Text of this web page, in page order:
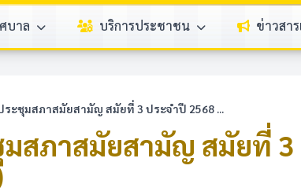
บาล บริการประชาชน ข่าวสา
ระชุมสภาสมัยสามัญ สมัยที่ 3 ประจำปี 2568 ...
มสภาสมัยสามัญ สมัยที่ 3